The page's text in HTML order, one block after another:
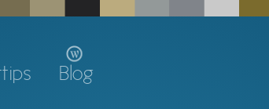
Blog